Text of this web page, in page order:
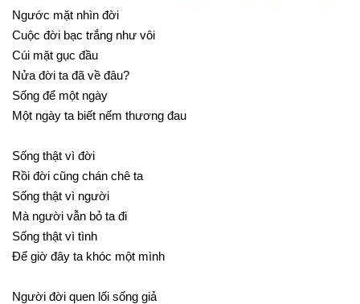
Ngước mặt nhìn đời
Cuộc đời bạc trắng như vôi
Cúi mặt gục đầu
Nửa đời ta đã về đâu?
Sống để một ngày
Một ngày ta biết nếm thương đau
Sống thật vì đời
Rồi đời cũng chán chê ta
Sống thật vì người
Mà người vẫn bỏ ta đi
Sống thật vì tình
Để giờ đây ta khóc một mình
Người đời quen lối sống giả